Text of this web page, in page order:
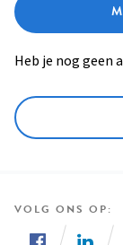
Heb je nog geen
VOLG ONS OP